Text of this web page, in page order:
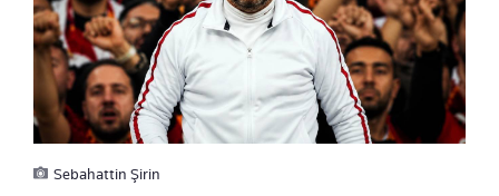
Sebahattin Şirin